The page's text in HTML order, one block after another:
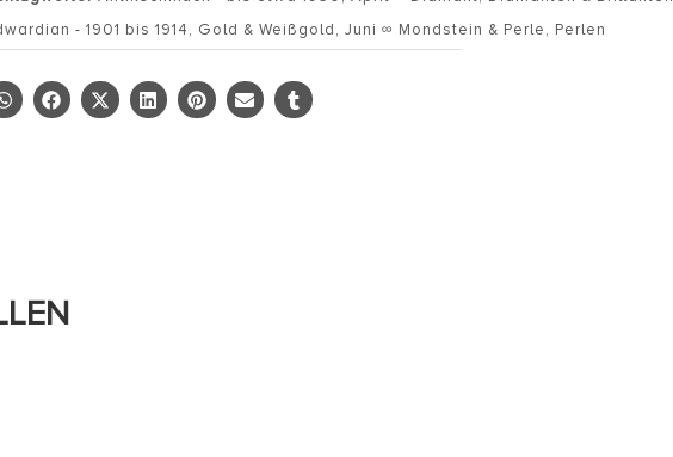
- 1901 bis 1914, Gold & Weißgold,Juni ∞ Mondstein & Perle, Perlen